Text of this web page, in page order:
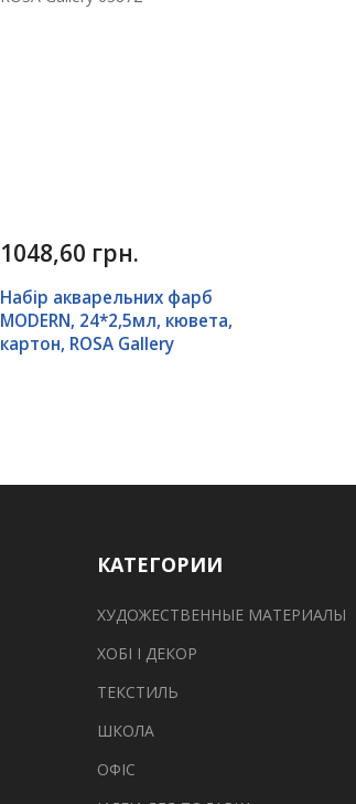
1048,60 грн.
Набір акварельних фарб
MODERN, 24*2,5мл, кювета,
картон, ROSA Gallery
КАТЕГОРИИ
ХУДОЖЕСТВЕННЫЕ МАТЕРИАЛЫ
ХОБІ І ДЕКОР
ТЕКСТИЛЬ
ШКОЛА
ОФІС